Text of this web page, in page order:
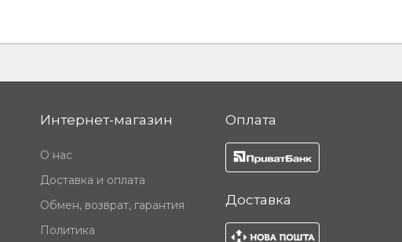
Интернет-магазин
О нас
Доставка и оплата
Обмен, возврат, гарантия
Политика
Оплата
Доставка